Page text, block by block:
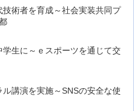
術者を育成～社会実装共同プ
生に～ｅスポーツを通じて交
講演を実施～SNSの安全な使